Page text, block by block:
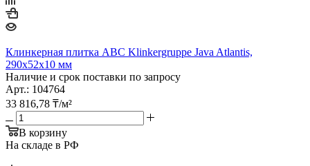
Клинкерная плитка ABC Klinkergruppe Java Atlantis,
290х52х10 мм
Наличие и срок поставки по запросу
Арт.: 104764
33 816,78 ₸/м²
В корзину
На складе в РФ